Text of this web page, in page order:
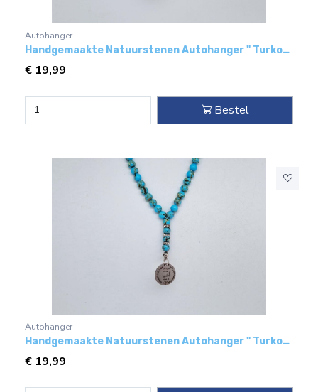
Autohanger
Handgemaakte Natuurstenen Autohanger " Turkoois bakeliet"- Met metaal hanger - "Familie"
€ 19,99
Bestel
Autohanger
Handgemaakte Natuurstenen Autohanger " Turkoois bakeliet"- Met metaal hanger - "Mijn broer"
€ 19,99